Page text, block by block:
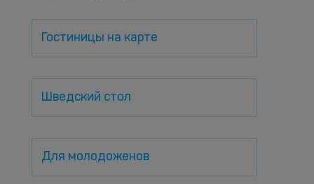
Гостиницы на карте
Шведский стол
Для молодоженов